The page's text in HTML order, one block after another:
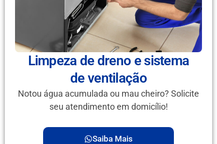
Limpeza de dreno e sistema
de ventilação
Notou água acumulada ou mau cheiro? Solicite
seu atendimento em domicílio!
Saiba Mais